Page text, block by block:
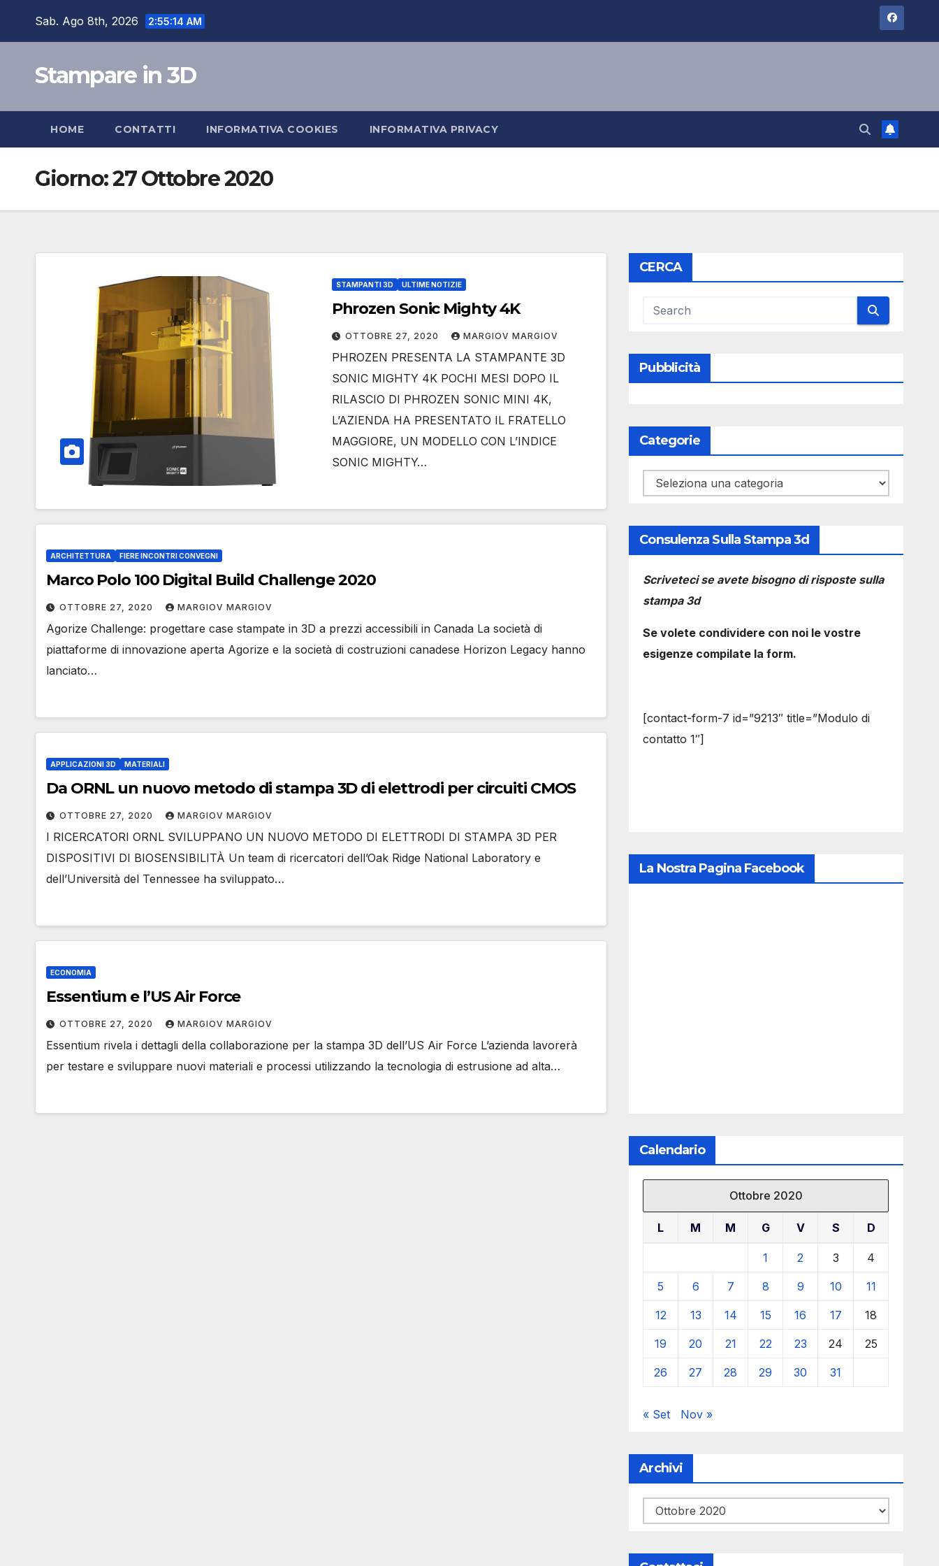
Sab. Ago 8th, 2026 2:55:14 AM
Stampare in 3D
HOME CONTATTI INFORMATIVA COOKIES INFORMATIVA PRIVACY
Giorno:27 Ottobre 2020
STAMPANTI 3D ULTIME NOTIZIE
Phrozen Sonic Mighty 4K
OTTOBRE 27, 2020 MARGIOV MARGIOV
PHROZEN PRESENTA LA STAMPANTE 3D
SONIC MIGHTY 4K POCHI MESI DOPO IL
RILASCIO DI PHROZEN SONIC MINI 4K,
L’AZIENDA HA PRESENTATO IL FRATELLO
MAGGIORE, UN MODELLO CON L’INDICE
SONIC MIGHTY…
ARCHITETTURA FIERE INCONTRI CONVEGNI
Marco Polo 100 Digital Build Challenge 2020
OTTOBRE 27, 2020 MARGIOV MARGIOV
Agorize Challenge: progettare case stampate in 3D a prezzi accessibili in Canada La società di
piattaforme di innovazione aperta Agorize e la società di costruzioni canadese Horizon Legacy hanno
lanciato…
APPLICAZIONI 3D MATERIALI
Da ORNL un nuovo metodo di stampa 3D di elettrodi per circuiti CMOS
OTTOBRE 27, 2020 MARGIOV MARGIOV
I RICERCATORI ORNL SVILUPPANO UN NUOVO METODO DI ELETTRODI DI STAMPA 3D PER
DISPOSITIVI DI BIOSENSIBILITÀ Un team di ricercatori dell’Oak Ridge National Laboratory e
dell’Università del Tennessee ha sviluppato…
ECONOMIA
Essentium e l’US Air Force
OTTOBRE 27, 2020 MARGIOV MARGIOV
Essentium rivela i dettagli della collaborazione per la stampa 3D dell’US Air Force L’azienda lavorerà
per testare e sviluppare nuovi materiali e processi utilizzando la tecnologia di estrusione ad alta…
CERCA
Pubblicità
Categorie
Categorie
Consulenza Sulla Stampa 3d
Scriveteci se avete bisogno di risposte sulla
stampa 3d
Se volete condividere con noi le vostre
esigenze compilate la form.
[contact-form-7 id=”9213″ title=”Modulo di
contatto 1″]
La Nostra Pagina Facebook
Calendario
Ottobre 2020
L M M G V S D
1 2 3 4
5 6 7 8 9 10 11
12 13 14 15 16 17 18
19 20 21 22 23 24 25
26 27 28 29 30 31
« Set Nov »
Archivi
Archivi